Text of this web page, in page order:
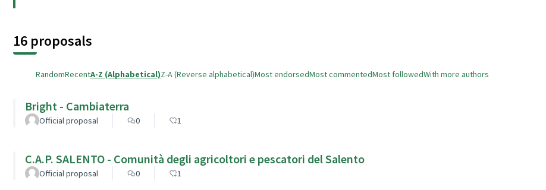
16 proposals
RandomRecentA-Z (Alphabetical)Z-A (Reverse alphabetical)Most endorsedMost commentedMost followedWith more authors
Bright - Cambiaterra
Official proposal 0 1
C.A.P. SALENTO - Comunità degli agricoltori e pescatori del Salento
Official proposal 0 1